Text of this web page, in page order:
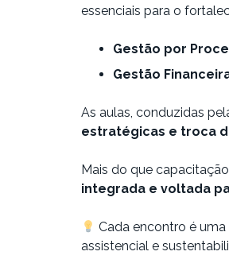
essenciais para o
Gestão por
Gestão
As aulas, conduzidas
estratégicas e troca
Mais do que
integrada e voltada
Cada encontro é
assistencial e